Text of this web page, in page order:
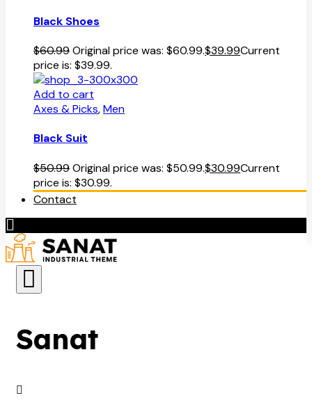
Black Shoes
$60.99Original price was: $60.99.$39.99Current
price is: $39.99.
Add to cart
Axes & Picks,Men
Black Suit
$50.99Original price was: $50.99.$30.99Current
price is: $30.99.
Contact
Sanat